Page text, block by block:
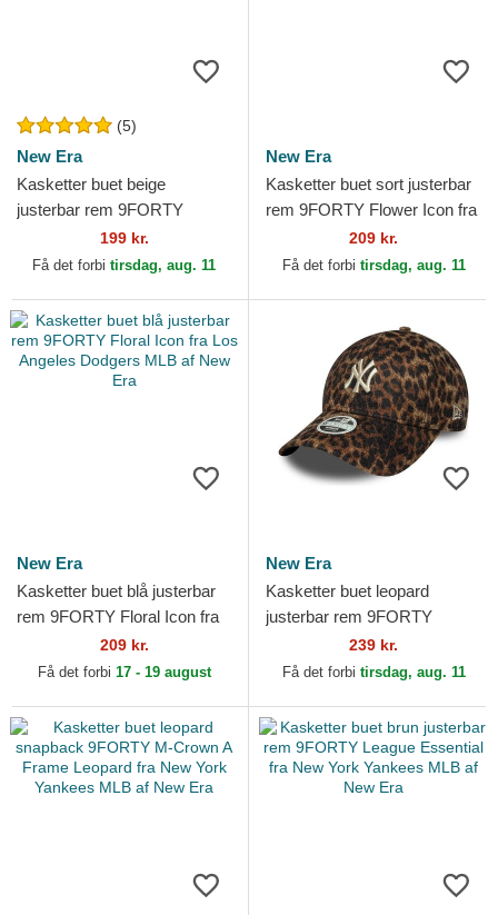
(5)
New Era
Kasketter buet beige
justerbar rem 9FORTY
League Essential fra New
York Yankees MLB af New
199 kr.
Få det forbi tirsdag, aug. 11
New Era
Kasketter buet sort justerbar
rem 9FORTY Flower Icon fra
New York Yankees MLB af
New Era
209 kr.
Få det forbi tirsdag, aug. 11
New Era
Kasketter buet blå justerbar
rem 9FORTY Floral Icon fra
Los Angeles Dodgers MLB af
New Era
209 kr.
Få det forbi 17 - 19 august
New Era
Kasketter buet leopard
justerbar rem 9FORTY
Leopard Cosy fra New York
Yankees MLB af New Era
239 kr.
Få det forbi tirsdag, aug. 11